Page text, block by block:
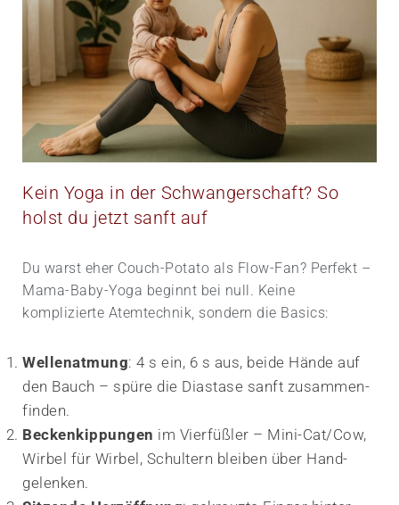
Kein Yoga in der Schwangerschaft? So
holst du jetzt sanft auf
Du warst eher Couch-Potato als Flow-Fan? Perfekt –
Mama-Baby-Yoga beginnt bei null. Keine
komplizierte Atem­technik, sondern die Basics:
Wellen­atmung: 4 s ein, 6 s aus, beide Hände auf
den Bauch – spüre die Diastase sanft zusammen­
finden.
Becken­kippungen im Vierfüßler – Mini-Cat/Cow,
Wirbel für Wirbel, Schultern bleiben über Hand­
gelenken.